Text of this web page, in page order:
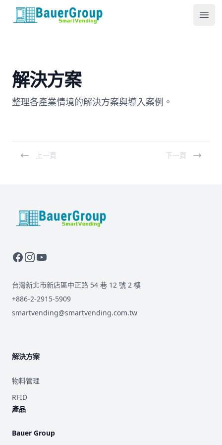
包爾科技
解決方案
整理各產業情境的解決方案與導入案例。
上一頁 下一頁
BauerGroup Tech
台灣新北市新店區中正路 54 巷 12 號 2 樓
+886-2-2915-5909
smartvending@smartvending.com.tw
解決方案
物料管理
RFID
產品
Bauer Group